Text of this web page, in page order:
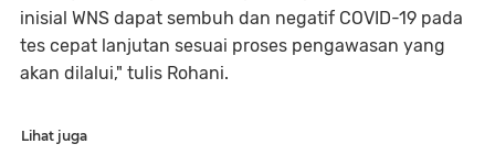
inisial WNS dapat sembuh dan negatif COVID-19 pada
tes cepat lanjutan sesuai proses pengawasan yang
akan dilalui," tulis Rohani.
Lihat juga